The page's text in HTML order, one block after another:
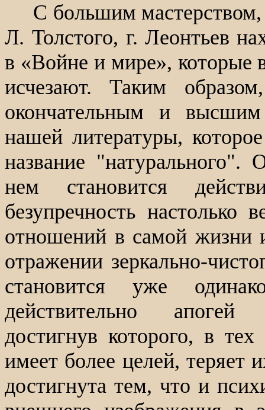
С большим мастерством,
Л. Толстого, г. Леонтьев
в «Войне и мире», которые
исчезают. Таким
окончательным и
нашей литературы,
название "натурального".
нем становится
безупречность
отношений в самой жизни
отражении зеркально-
становится уже
действительно апогей
достигнув которого, в
имеет более целей, теряет
достигнута тем, что и